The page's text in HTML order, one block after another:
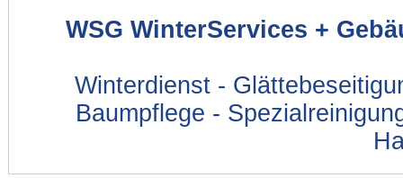
WSG WinterServices +
Winterdienst -
Baumpflege -